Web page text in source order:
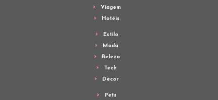
Viagem
Hotéis
Estilo
Moda
Beleza
Tech
Decor
Pets